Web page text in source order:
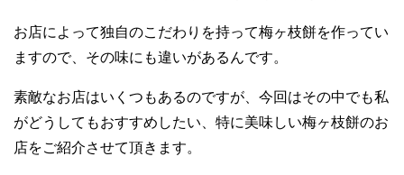
お店によって独自のこだわりを持って梅ヶ枝餅を作ってい
ますので、その味にも違いがあるんです。
素敵なお店はいくつもあるのですが、今回はその中でも私
がどうしてもおすすめしたい、特に美味しい梅ヶ枝餅のお
店をご紹介させて頂きます。